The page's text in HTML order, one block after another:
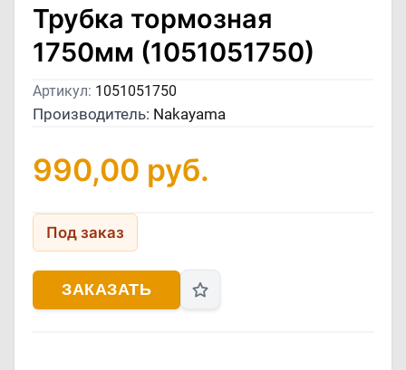
Трубка тормозная
1750мм (1051051750)
Артикул: 1051051750
Производитель: Nakayama
990,00 руб.
Под заказ
ЗАКАЗАТЬ